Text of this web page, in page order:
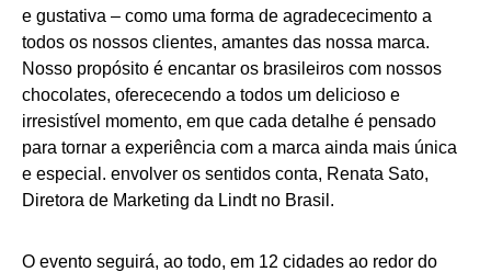
e gustativa – como uma forma de agradececimento a
todos os nossos clientes, amantes das nossa marca.
Nosso propósito é encantar os brasileiros com nossos
chocolates, oferececendo a todos um delicioso e
irresistível momento, em que cada detalhe é pensado
para tornar a experiência com a marca ainda mais única
e especial. envolver os sentidos conta, Renata Sato,
Diretora de Marketing da Lindt no Brasil.
O evento seguirá, ao todo, em 12 cidades ao redor do